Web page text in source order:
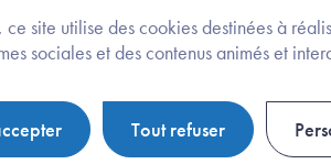
site utilise des cookies destinées à
sociales et des contenus animés et
Tout refuser
et des personnes handicapées
Politique de gestion de cookies